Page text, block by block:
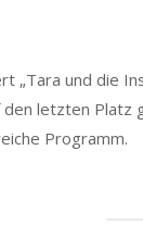
„Tara und die
letzten Platz
Programm.